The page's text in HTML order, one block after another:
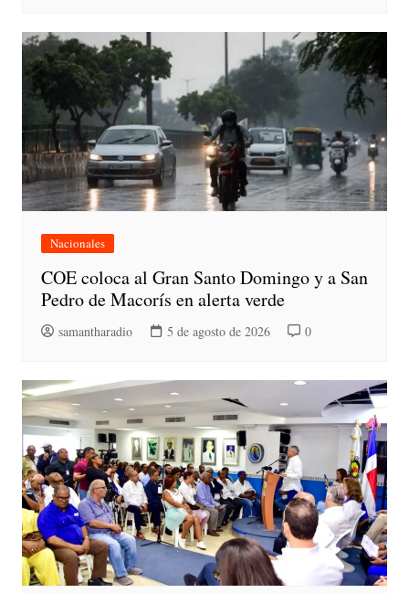
Nacionales
COE coloca al Gran Santo Domingo y a San
Pedro de Macorís en alerta verde
samantharadio 5 de agosto de 2026 0